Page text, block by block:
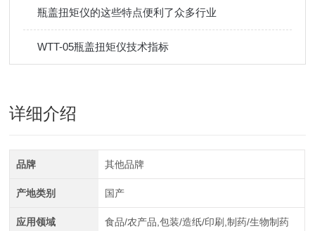
瓶盖扭矩仪的这些特点便利了众多行业
WTT-05瓶盖扭矩仪技术指标
详细介绍
品牌 其他品牌
产地类别 国产
应用领域 食品/农产品,包装/造纸/印刷,制药/生物制药